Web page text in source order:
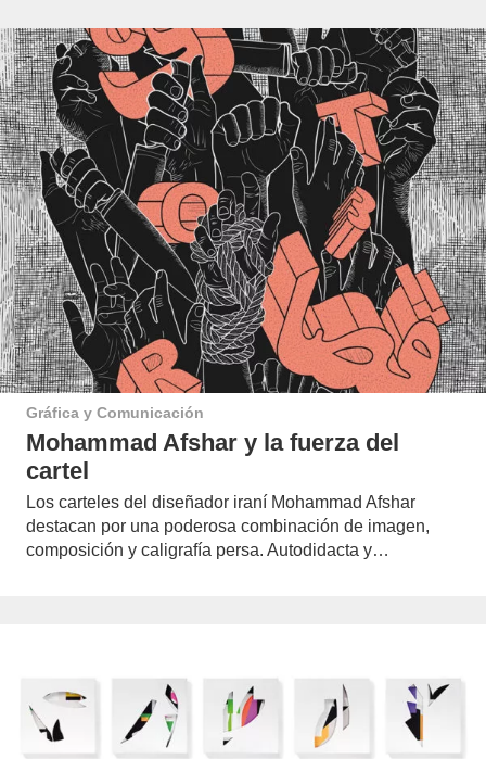
Gráfica y Comunicación
Mohammad Afshar y la fuerza del
cartel
Los carteles del diseñador iraní Mohammad Afshar
destacan por una poderosa combinación de imagen,
composición y caligrafía persa. Autodidacta y…